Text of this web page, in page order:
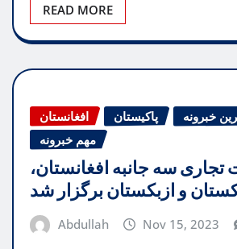
READ MORE
افغانستان پاکیستان
خبرونه
مهم خبرونه
سه جانبه افغانستان،
و ازبکستان برگزار شد
Abdullah Nov 15, 2023